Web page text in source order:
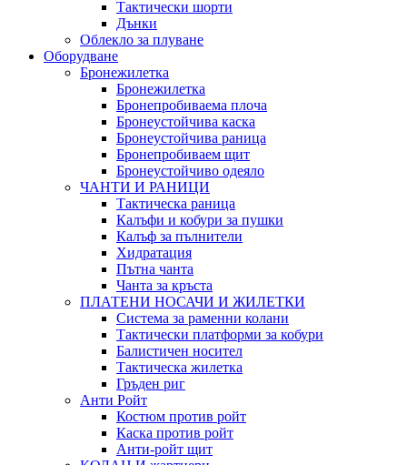
Тактически шорти
Дънки
Облекло за плуване
Оборудване
Бронежилетка
Бронежилетка
Бронепробиваема плоча
Бронеустойчива каска
Бронеустойчива раница
Бронепробиваем щит
Бронеустойчиво одеяло
ЧАНТИ И РАНИЦИ
Тактическа раница
Калъфи и кобури за пушки
Калъф за пълнители
Хидратация
Пътна чанта
Чанта за кръста
ПЛАТЕНИ НОСАЧИ И ЖИЛЕТКИ
Система за раменни колани
Тактически платформи за кобури
Балистичен носител
Тактическа жилетка
Гръден риг
Анти Ройт
Костюм против ройт
Каска против ройт
Анти-ройт щит